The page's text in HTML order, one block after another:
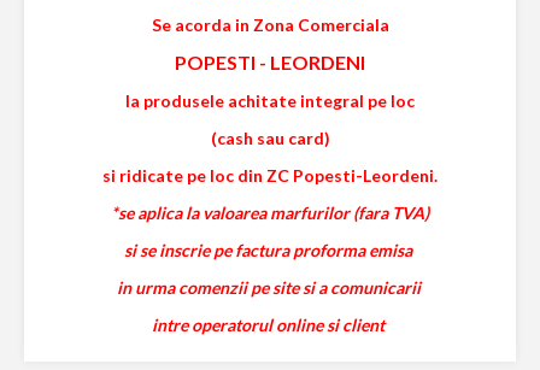
Se acorda in Zona Comerciala
POPESTI - LEORDENI
la produsele achitate integral pe loc
(cash sau card)
si ridicate pe loc din ZC Popesti-Leordeni.
*se aplica la valoarea marfurilor (fara TVA)
si se inscrie pe factura proforma emisa
in urma comenzii pe site si a comunicarii
intre operatorul online si client